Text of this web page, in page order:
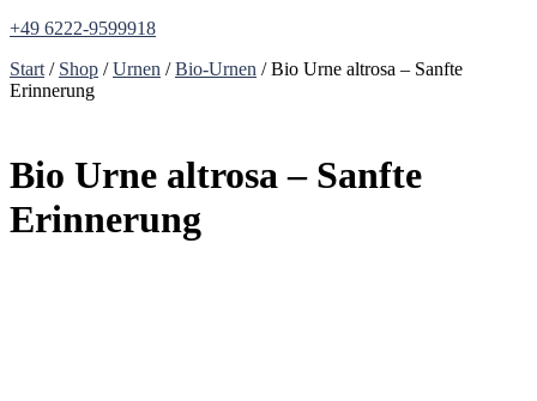
+49 6222-9599918
Start / Shop /Urnen /Bio-Urnen / Bio Urne altrosa – Sanfte
Erinnerung
Bio Urne altrosa – Sanfte
Erinnerung